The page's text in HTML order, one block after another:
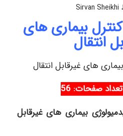
Sirvan Sheikhi
بیماری های
انتقال
های غیرقابل انتقال
تعداد صفحات: 56
اپیدمیولوژی بیماری های غیرقابل